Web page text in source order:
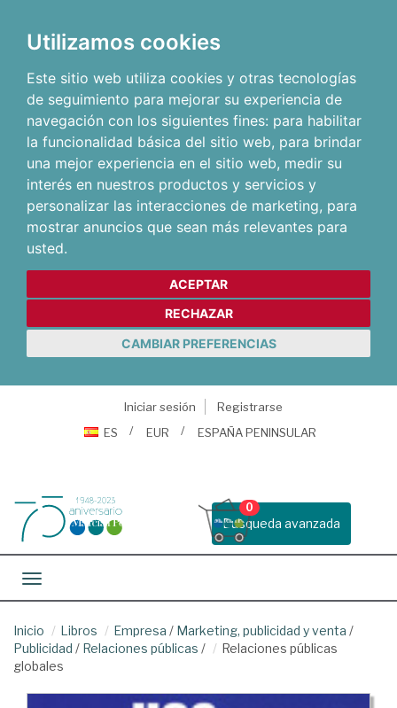
Utilizamos cookies
Este sitio web utiliza cookies y otras tecnologías
de seguimiento para mejorar su experiencia de
navegación con los siguientes fines: para habilitar
la funcionalidad básica del sitio web, para brindar
una mejor experiencia en el sitio web, medir su
interés en nuestros productos y servicios y
personalizar las interacciones de marketing, para
mostrar anuncios que sean más relevantes para
usted.
ACEPTAR
RECHAZAR
CAMBIAR PREFERENCIAS
Iniciar sesión
Registrarse
ES
EUR ESPAÑA PENINSULAR
Busqueda avanzada
0
Toggle navigation
Inicio Libros Empresa / Marketing, publicidad y venta /
Publicidad / Relaciones públicas /
Relaciones públicas
globales